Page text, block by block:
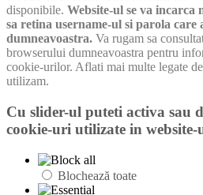
disponibile. Website-ul se va incarca
sa retina username-ul si parola
dumneavoastra. Va rugam sa
browserului dumneavoastra pentru
cookie-urilor. Aflati mai multe legate
utilizam.
Cu slider-ul puteti activa sau
cookie-uri utilizate in website-
Blochează toate